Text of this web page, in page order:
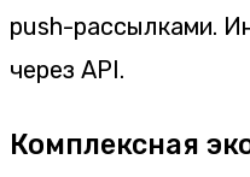
push-рассылками.
через API.
Комплексная